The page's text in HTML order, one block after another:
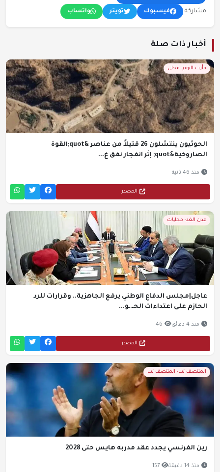
مشاركة: فيسبوك تويتر واتساب
أخبار ذات صلة
مأرب اليوم- محلي
الحوثيون ينتشلون 26 قتيلاً من عناصر &quot;القوة
الصاروخية&quot; إثر انفجار نفق غ...
منذ 46 ثانية
المصدر
عدن الغد- محليات
عاجل|مجلس الدفاع الوطني يرفع الجاهزية.. وقرارات للرد
الحازم على اعتداءات الحـ.ـو...
منذ 4 دقائق 46
المصدر
المنتصف نت- المنتصف نت
رين الفرنسي يجدد عقد مدربه هايس حتى 2028
منذ 14 دقيقة 157